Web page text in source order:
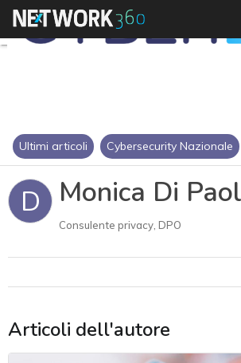
Ultimi articoli Cybersecurity Nazionale
D Monica Di
Consulente privacy, DPO
Articoli dell'autore